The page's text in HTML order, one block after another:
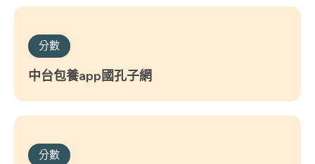
分數
中台包養app國孔子網
分數